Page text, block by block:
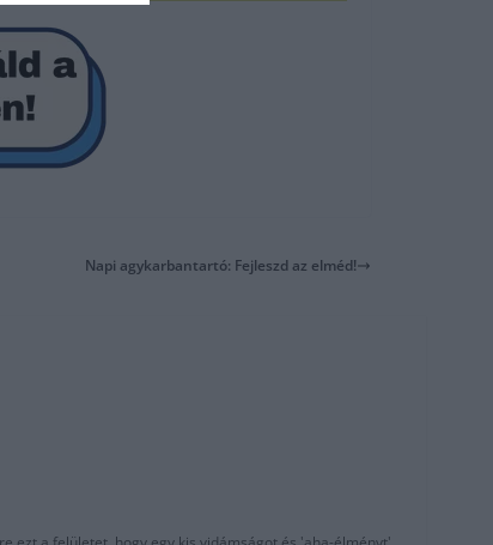
Napi agykarbantartó: Fejleszd az elméd!